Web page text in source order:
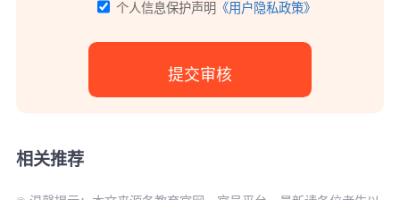
个人信息保护声明 《用户隐私政策》
相关推荐